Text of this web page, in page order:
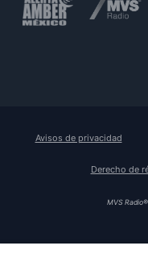
Avisos de privacidad
Derecho de
MVS